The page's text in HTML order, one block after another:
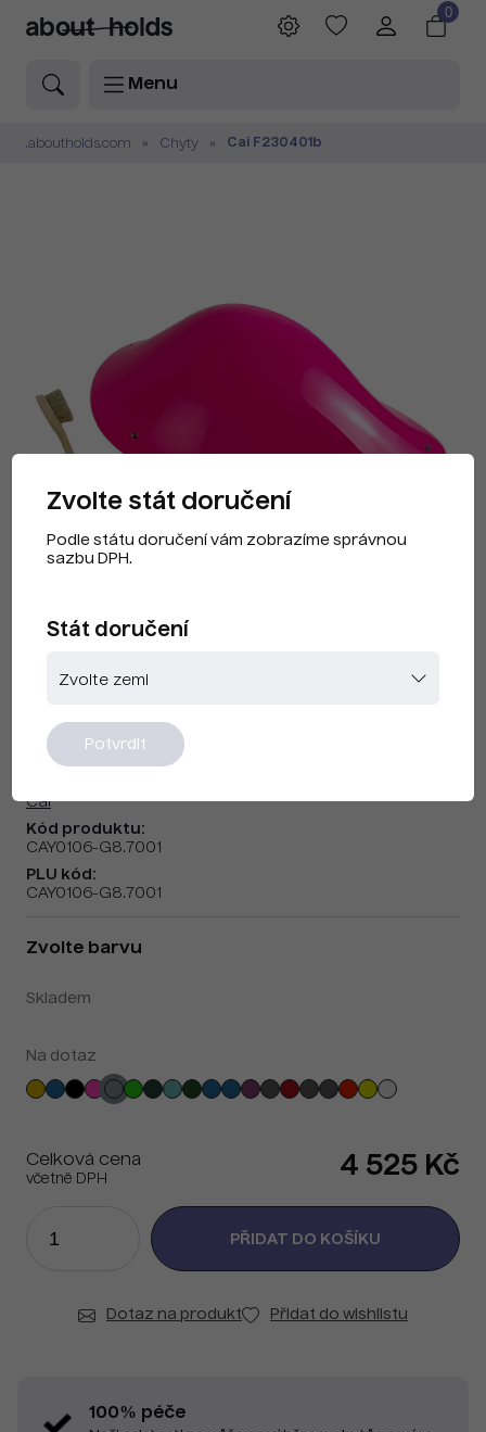
Menu
0
.aboutholds.com Chyty Cai F230401b
Cai F230401b Silver Grey
Cai
Kód produktu:
CAY0106-G8.7001
PLU kód:
CAY0106-G8.7001
Zvolte barvu
Skladem
Na dotaz
Celková cena
včetně DPH 4 525 Kč
Dotaz na produkt Přidat do wishlistu
100% péče
Zvolte stát doručení
Podle státu doručení vám zobrazíme správnou
sazbu DPH.
Stát doručení
Potvrdit